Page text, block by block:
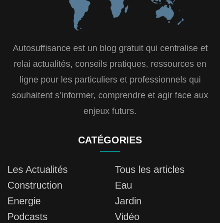
Autosuffisance est un blog gratuit qui centralise et
relai actualités, conseils pratiques, ressources en
ligne pour les particuliers et professionnels qui
souhaitent s’informer, comprendre et agir face aux
enjeux futurs.
CATÉGORIES
Les Actualités
Tous les articles
Construction
Eau
Energie
Jardin
Podcasts
Vidéo